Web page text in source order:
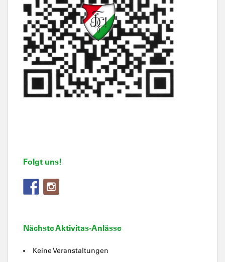
Folgt uns!
Nächste Aktivitas-Anlässe
Keine Veranstaltungen